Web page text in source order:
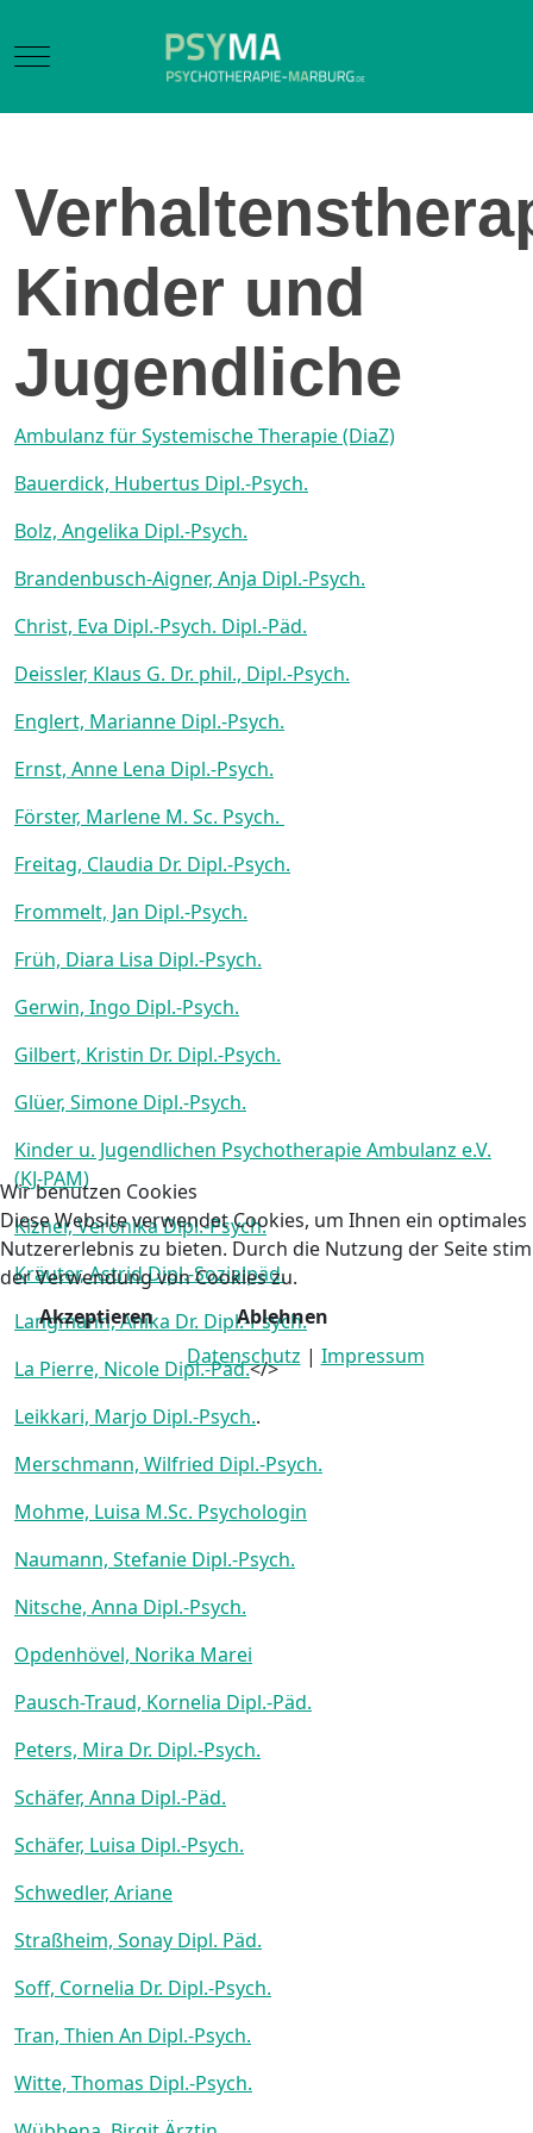
Mobile Menu Toggle
Kinder und
Jugendliche
Ambulanz für Systemische Therapie (DiaZ)
Bauerdick, Hubertus Dipl.-Psych.
Bolz, Angelika Dipl.-Psych.
Brandenbusch-Aigner, Anja Dipl.-Psych.
Christ, Eva Dipl.-Psych. Dipl.-Päd.
Deissler, Klaus G. Dr. phil., Dipl.-Psych.
Englert, Marianne Dipl.-Psych.
Ernst, Anne Lena Dipl.-Psych.
Förster, Marlene M. Sc. Psych.
Freitag, Claudia Dr. Dipl.-Psych.
Frommelt, Jan Dipl.-Psych.
Früh, Diara Lisa Dipl.-Psych.
Gerwin, Ingo Dipl.-Psych.
Gilbert, Kristin Dr. Dipl.-Psych.
Glüer, Simone Dipl.-Psych.
Kinder u. Jugendlichen Psychotherapie Ambulanz e.V.
(KJ-PAM)
Kizner, Veronika Dipl.-Psych.
Kräuter, Astrid Dipl.-Sozialpäd.
Langmann, Anika Dr. Dipl.-Psych.
La Pierre, Nicole Dipl.-Päd.</>
Leikkari, Marjo Dipl.-Psych..
Merschmann, Wilfried Dipl.-Psych.
Mohme, Luisa M.Sc. Psychologin
Naumann, Stefanie Dipl.-Psych.
Nitsche, Anna Dipl.-Psych.
Opdenhövel, Norika Marei
Pausch-Traud, Kornelia Dipl.-Päd.
Peters, Mira Dr. Dipl.-Psych.
Schäfer, Anna Dipl.-Päd.
Schäfer, Luisa Dipl.-Psych.
Schwedler, Ariane
Straßheim, Sonay Dipl. Päd.
Soff, Cornelia Dr. Dipl.-Psych.
Tran, Thien An Dipl.-Psych.
Witte, Thomas Dipl.-Psych.
Wir benutzen Cookies
Diese Website verwendet Cookies, um Ihnen ein optimales
Nutzererlebnis zu bieten. Durch die Nutzung der Seite
der Verwendung von Cookies zu.
Akzeptieren
Ablehnen
Datenschutz | Impressum